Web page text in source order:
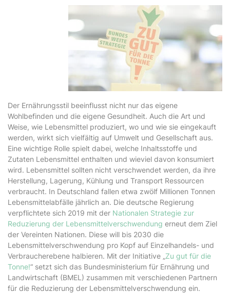
Der Ernährungsstil beeinflusst nicht nur das eigene
Wohlbefinden und die eigene Gesundheit. Auch die Art und
Weise, wie Lebensmittel produziert, wo und wie sie eingekauft
werden, wirkt sich vielfältig auf Umwelt und Gesellschaft aus.
Eine wichtige Rolle spielt dabei, welche Inhaltsstoffe und
Zutaten Lebensmittel enthalten und wieviel davon konsumiert
wird. Lebensmittel sollten nicht verschwendet werden, da ihre
Herstellung, Lagerung, Kühlung und Transport Ressourcen
verbraucht. In Deutschland fallen etwa zwölf Millionen Tonnen
Lebensmittelabfälle jährlich an. Die deutsche Regierung
verpflichtete sich 2019 mit der Nationalen Strategie zur
Reduzierung der Lebensmittelverschwendung erneut dem Ziel
der Vereinten Nationen. Diese will bis 2030 die
Lebensmittelverschwendung pro Kopf auf Einzelhandels- und
Verbraucherebene halbieren. Mit der Initiative „ Zu gut für die
Tonne!“ setzt sich das Bundesministerium für Ernährung und
Landwirtschaft (BMEL) zusammen mit verschiedenen Partnern
für die Reduzierung der Lebensmittelverschwendung ein.